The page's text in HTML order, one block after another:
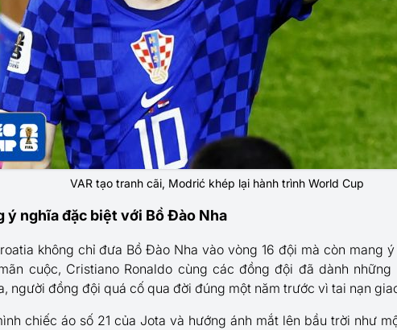
VAR tạo tranh cãi, Modrić khép lại hành trình World Cup
ý nghĩa đặc biệt với Bồ Đào Nha
không chỉ đưa Bồ Đào Nha vào vòng 16 đội mà còn mang
cuộc, Cristiano Ronaldo cùng các đồng đội đã dành
người đồng đội quá cố qua đời đúng một năm trước vì tai nạn
chiếc áo số 21 của Jota và hướng ánh mắt lên bầu trời như